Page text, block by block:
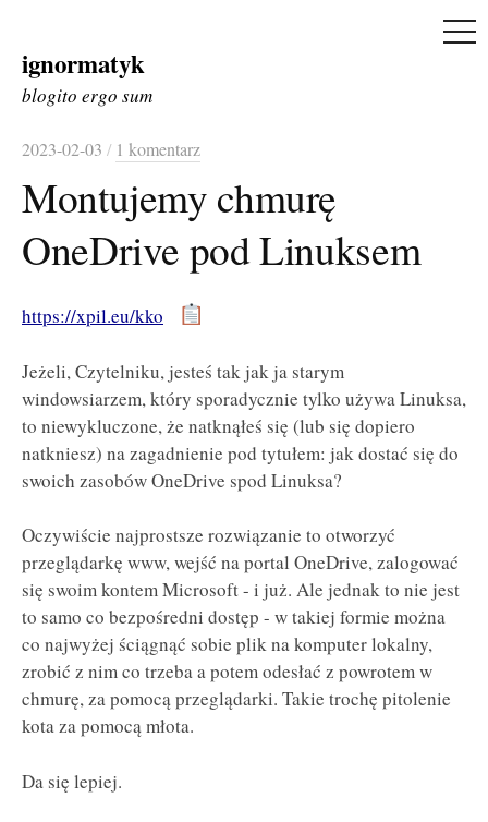
Skip
to
ignormatyk
blogito ergo sum
2023-02-03 / 1 komentarz
Montujemy chmurę
OneDrive pod Linuksem
https://xpil.eu/kko
Jeżeli, Czytelniku, jesteś tak jak ja starym
windowsiarzem, który sporadycznie tylko używa Linuksa,
to niewykluczone, że natknąłeś się (lub się dopiero
natkniesz) na zagadnienie pod tytułem: jak dostać się do
swoich zasobów OneDrive spod Linuksa?
Oczywiście najprostsze rozwiązanie to otworzyć
przeglądarkę www, wejść na portal OneDrive, zalogować
się swoim kontem Microsoft - i już. Ale jednak to nie jest
to samo co bezpośredni dostęp - w takiej formie można
co najwyżej ściągnąć sobie plik na komputer lokalny,
zrobić z nim co trzeba a potem odesłać z powrotem w
chmurę, za pomocą przeglądarki. Takie trochę pitolenie
kota za pomocą młota.
Da się lepiej.